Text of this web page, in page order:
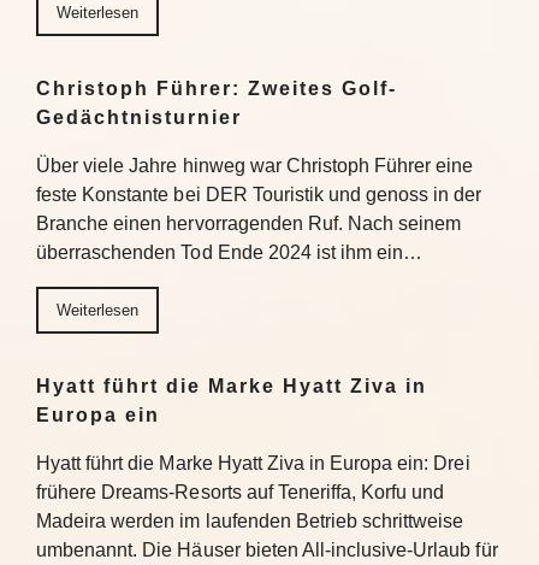
Weiterlesen
Christoph Führer: Zweites Golf-
Gedächtnisturnier
Über viele Jahre hinweg war Christoph Führer eine
feste Konstante bei DER Touristik und genoss in der
Branche einen hervorragenden Ruf. Nach seinem
überraschenden Tod Ende 2024 ist ihm ein…
Weiterlesen
Hyatt führt die Marke Hyatt Ziva in
Europa ein
Hyatt führt die Marke Hyatt Ziva in Europa ein: Drei
frühere Dreams-Resorts auf Teneriffa, Korfu und
Madeira werden im laufenden Betrieb schrittweise
umbenannt. Die Häuser bieten All-inclusive-Urlaub für